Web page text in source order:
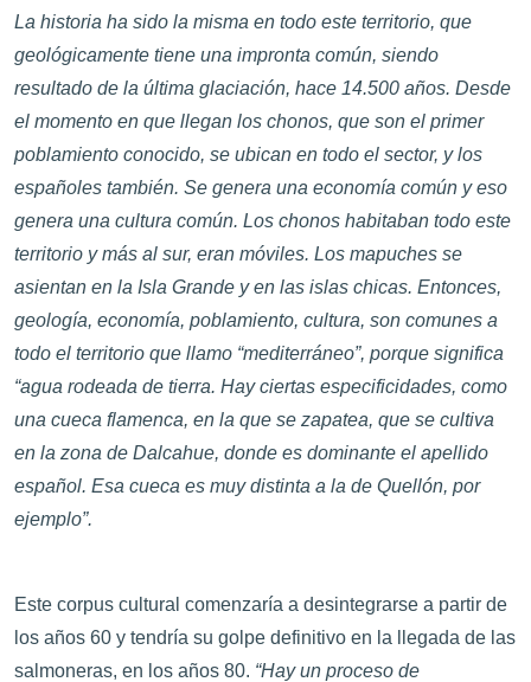
La historia ha sido la misma en todo este territorio, que
geológicamente tiene una impronta común, siendo
resultado de la última glaciación, hace 14.500 años. Desde
el momento en que llegan los chonos, que son el primer
poblamiento conocido, se ubican en todo el sector, y los
españoles también. Se genera una economía común y eso
genera una cultura común. Los chonos habitaban todo este
territorio y más al sur, eran móviles. Los mapuches se
asientan en la Isla Grande y en las islas chicas. Entonces,
geología, economía, poblamiento, cultura, son comunes a
todo el territorio que llamo “mediterráneo”, porque significa
“agua rodeada de tierra. Hay ciertas especificidades, como
una cueca flamenca, en la que se zapatea, que se cultiva
en la zona de Dalcahue, donde es dominante el apellido
español. Esa cueca es muy distinta a la de Quellón, por
ejemplo”.
Este corpus cultural comenzaría a desintegrarse a partir de
los años 60 y tendría su golpe definitivo en la llegada de las
salmoneras, en los años 80. “Hay un proceso de